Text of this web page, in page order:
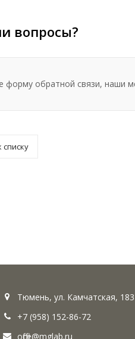
вопросы?
форму обратной связи, наши
списку
Тюмень, ул. Камчатская, 183
+7 (958) 152-86-72
office@mglab.ru